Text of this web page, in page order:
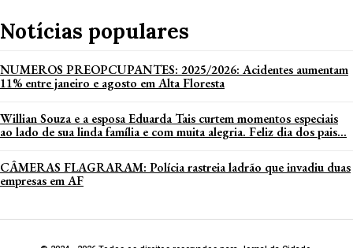
Notícias populares
NUMEROS PREOPCUPANTES: 2025/2026: Acidentes aumentam
11% entre janeiro e agosto em Alta Floresta
Willian Souza e a esposa Eduarda Tais curtem momentos especiais
ao lado de sua linda família e com muita alegria. Feliz dia dos pais...
CÂMERAS FLAGRARAM: Polícia rastreia ladrão que invadiu duas
empresas em AF